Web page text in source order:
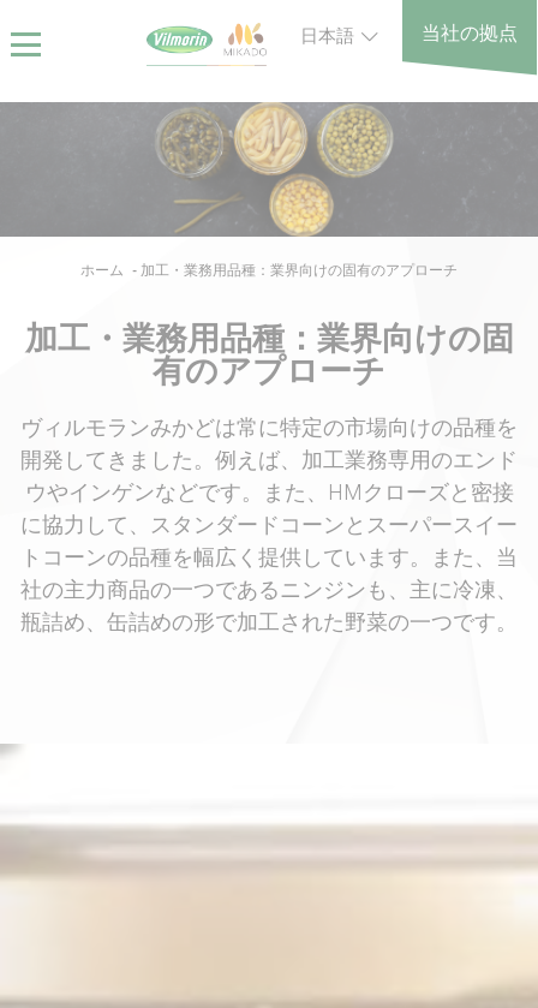
to
日本語 当社の拠点
Breadcrumb
ホーム 加工・業務用品種：業界向けの固有のアプローチ
加工・業務用品種：業界向けの固
有のアプローチ
ヴィルモランみかどは常に特定の市場向けの品種を
開発してきました。例えば、加工業務専用のエンド
ウやインゲンなどです。また、HMクローズと密接
に協力して、スタンダードコーンとスーパースイー
トコーンの品種を幅広く提供しています。また、当
社の主力商品の一つであるニンジンも、主に冷凍、
瓶詰め、缶詰めの形で加工された野菜の一つです。